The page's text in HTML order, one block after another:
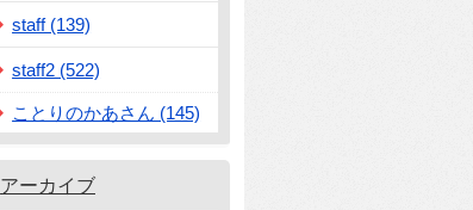
staff (139)
staff2 (522)
ことりのかあさん (145)
アーカイブ